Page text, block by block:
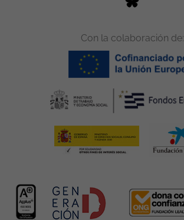
Con la colaboración de: